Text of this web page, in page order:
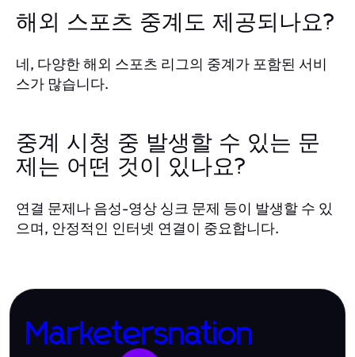
해외 스포츠 중계도 제공되나요?
네, 다양한 해외 스포츠 리그의 중계가 포함된 서비
스가 많습니다.
중계 시청 중 발생할 수 있는 문
제는 어떤 것이 있나요?
연결 문제나 음성-영상 싱크 문제 등이 발생할 수 있
으며, 안정적인 인터넷 연결이 중요합니다.
Marketersnation